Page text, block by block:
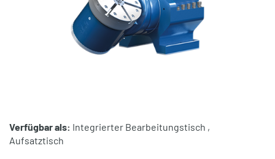
Verfügbar als: Integrierter Bearbeitungstisch ,
Aufsatztisch